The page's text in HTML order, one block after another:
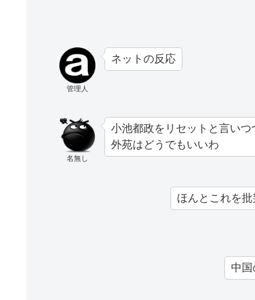
管理人
ネットの反応
名無し
小池都政をリセットと言い
外苑はどうでもいいわ
ほんとこれを
中